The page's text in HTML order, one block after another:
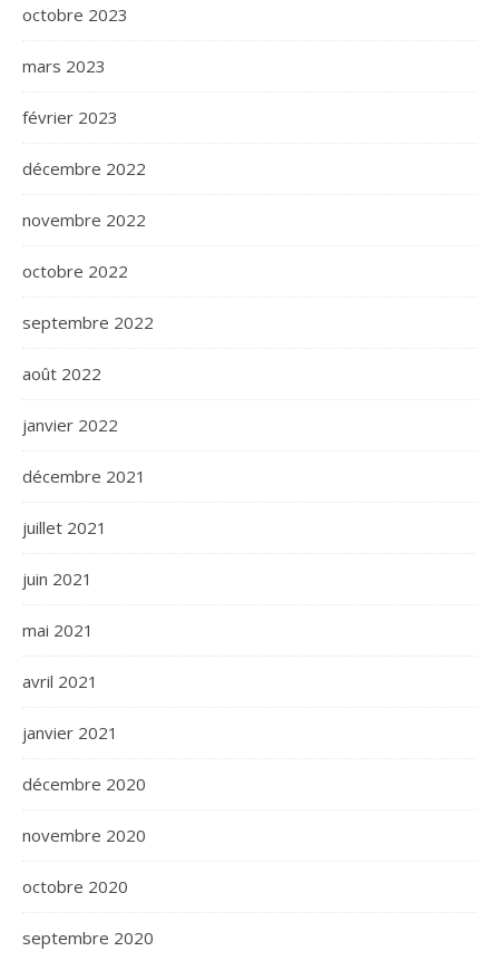
octobre 2023
mars 2023
février 2023
décembre 2022
novembre 2022
octobre 2022
septembre 2022
août 2022
janvier 2022
décembre 2021
juillet 2021
juin 2021
mai 2021
avril 2021
janvier 2021
décembre 2020
novembre 2020
octobre 2020
septembre 2020